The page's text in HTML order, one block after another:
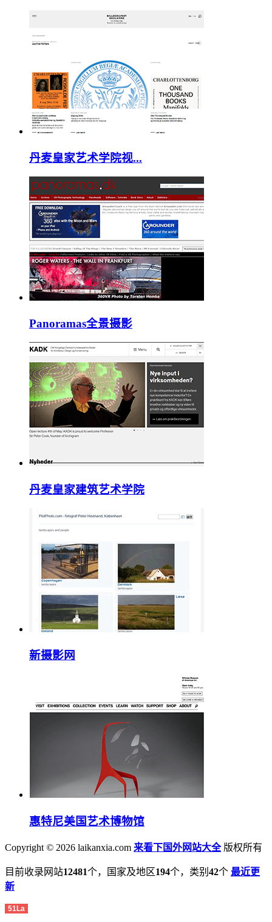
丹麦皇家艺术学院视...
Panoramas全景摄影
丹麦皇家建筑艺术学院
新摄影网
惠特尼美国艺术博物馆
Copyright © 2026 laikanxia.com 来看下国外网站大全版权所有
目前收录网站12481个，国家及地区194个，类别 42个 最近更
新
51La